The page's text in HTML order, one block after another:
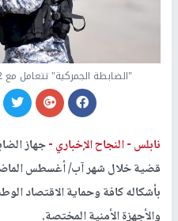
"الضابطة الجمركية" تتعامل مع 392 قضية في شهر آب الماضي
نابلس -النجاح الإخباري -
قضية خلال شهر آب/ أغسطس
بأشكاله كافة وحماية الاقتصاد